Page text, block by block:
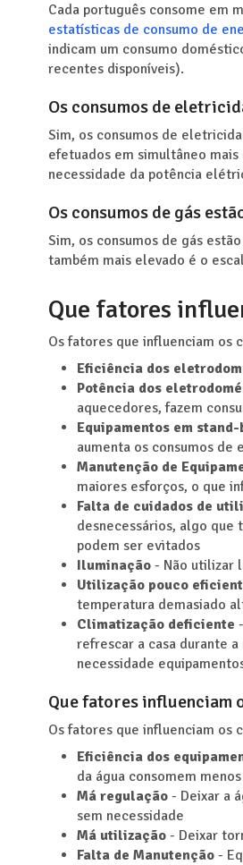
Cada português consome em
estatísticas de consumo de
indicam um consumo
recentes disponíveis).
Os consumos de
Sim, os consumos de
efetuados em simultâneo
necessidade da potência
Os consumos de gás
Sim, os consumos de gás
também mais elevado é o
Que fatores
Os fatores que influenciam os
Eficiência dos
Potência dos
aquecedores, fazem
Equipamentos em stand-
aumenta os consumos de
Manutenção de
maiores esforços, o que
Falta de cuidados de
desnecessários, algo que
podem ser evitados
Iluminação - Não utilizar
Utilização pouco
temperatura demasiado
Climatização deficiente
refrescar a casa durante
necessidade
Que fatores influenciam
Os fatores que influenciam os
Eficiência dos
da água consomem
Má regulação - Deixar a
sem necessidade
Má utilização - Deixar
Falta de Manutenção -